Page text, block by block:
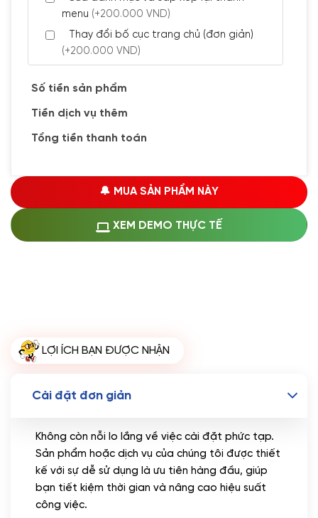
menu (+200.000 VND)
Thay đổi bố cục trang chủ (đơn giản)
(+200.000 VND)
(+300.000 VND)
🔰 CÀI ĐẶT PLUGINS
Cài đặt plugin theo yêu cầu
Cài plugin xử lý thanh toán tự động qua
ngân hàng vietcombank, techcombank,
Zalopay, QR code...(+1.500.000 VND)
🔰 MUA KÈM DỊCH VỤ
hosting
Tên miền Quốc tế
Số tiền sản phẩm
Tiền dịch vụ thêm
Tổng tiền thanh toán
🔔 MUA SẢN PHẨM NÀY
XEM DEMO THỰC TẾ
LỢI ÍCH BẠN ĐƯỢC NHẬN
Cài đặt đơn giản
Không còn nỗi lo lắng về việc cài đặt phức tạp.
Sản phẩm hoặc dịch vụ của chúng tôi được thiết
kế với sự dễ sử dụng là ưu tiên hàng đầu, giúp
bạn tiết kiệm thời gian và nâng cao hiệu suất
công việc.